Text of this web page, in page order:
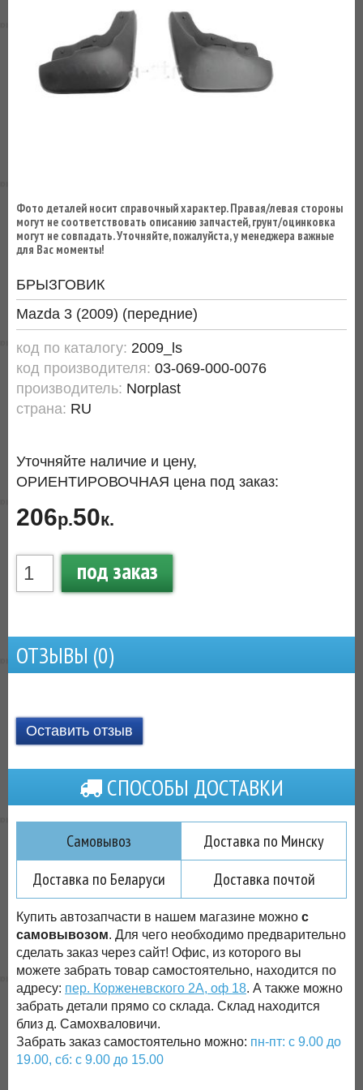
Фото деталей носит справочный характер. Правая/левая стороны
могут не соответствовать описанию запчастей, грунт/оцинковка
могут не совпадать. Уточняйте, пожалуйста, у менеджера важные
для Вас моменты!
БРЫЗГОВИК
Mazda 3 (2009) (передние)
код по каталогу: 2009_ls
код производителя: 03-069-000-0076
производитель: Norplast
страна: RU
Уточняйте наличие и цену,
ОРИЕНТИРОВОЧНАЯ цена под заказ:
206р.50к.
под заказ
ОТЗЫВЫ (0)
Оставить отзыв
СПОСОБЫ ДОСТАВКИ
Самовывоз
Доставка по Минску
Доставка по Беларуси
Доставка почтой
Купить автозапчасти в нашем магазине можно с
самовывозом. Для чего необходимо предварительно
сделать заказ через сайт! Офис, из которого вы
можете забрать товар самостоятельно, находится по
адресу: пер. Корженевского 2А, оф 18. А также можно
забрать детали прямо со склада. Склад находится
близ д. Самохваловичи.
Забрать заказ самостоятельно можно: пн-пт: с 9.00 до
19.00, сб: с 9.00 до 15.00